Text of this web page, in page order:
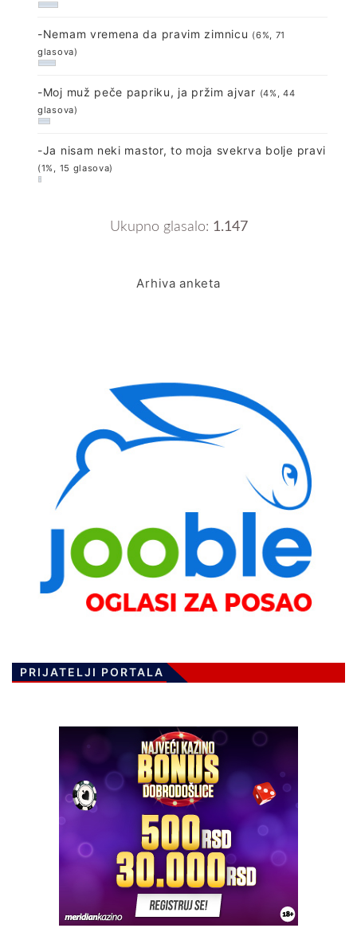
-Nemam vremena da pravim zimnicu (6%, 71
glasova)
-Moj muž peče papriku, ja pržim ajvar (4%, 44
glasova)
-Ja nisam neki mastor, to moja svekrva bolje pravi
(1%, 15 glasova)
Ukupno glasalo: 1.147
Arhiva anketa
PRIJATELJI PORTALA